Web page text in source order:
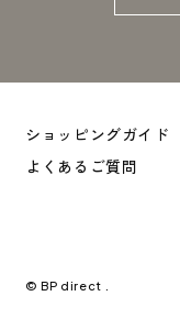
ショッピングガイド
よくあるご質問
© BP direct .